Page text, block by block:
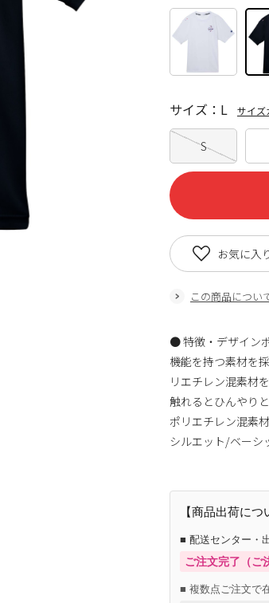
S
サイズ：L サイズ
この商品につい
お気に入
● 特徴・デザイン
機能を持つ素材を
リエチレン混素材
触れるとひんやり
ポリエチレン混
シルエット/ベーシ
【商品出荷につ
■ 配送センター・
ご注文完了（ご
■ 複数点ご注文で